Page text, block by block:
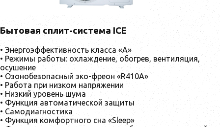
Бытовая сплит-система ICE
• Энергоэффективность класса «А»
• Режимы работы: охлаждение, обогрев, вентиляция,
осушение
• Озонобезопасный эко-фреон «R410А»
• Работа при низком напряжении
• Низкий уровень шума
• Функция автоматической защиты
• Самодиагностика
• Функция комфортного сна «Sleep»